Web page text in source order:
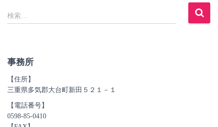
検
索
検索…
事務所
【住所】
三重県多気郡大台町新田５２１－１
【電話番号】
0598-85-0410